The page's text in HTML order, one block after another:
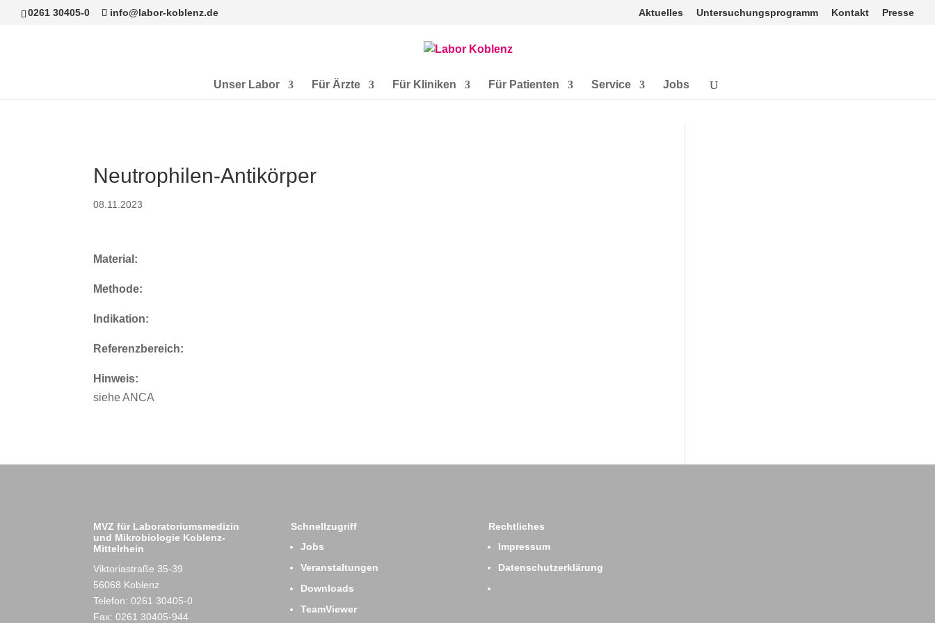
0261 30405-0 info@labor-koblenz.de Aktuelles Untersuchungsprogramm Kontakt Presse
Unser Labor Für Ärzte Für Kliniken Für Patienten Service Jobs
Neutrophilen-Antikörper
08.11.2023
Material:
Methode:
Indikation:
Referenzbereich:
Hinweis:
siehe ANCA
MVZ für Laboratoriumsmedizin
und Mikrobiologie Koblenz-
Mittelrhein
Viktoriastraße 35-39
56068 Koblenz
Telefon: 0261 30405-0
Fax: 0261 30405-944
Schnellzugriff
Jobs
Veranstaltungen
Downloads
TeamViewer
Rechtliches
Impressum
Datenschutzerklärung